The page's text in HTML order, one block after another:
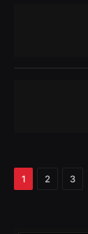
1 2 3